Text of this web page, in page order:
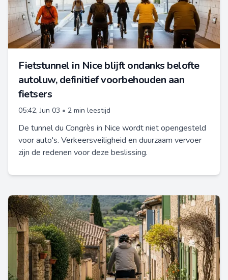
Fietstunnel in Nice blijft ondanks belofte
autoluw, definitief voorbehouden aan
fietsers
05:42, Jun 03 • 2 min leestijd
De tunnel du Congrès in Nice wordt niet opengesteld
voor auto's. Verkeersveiligheid en duurzaam vervoer
zijn de redenen voor deze beslissing.